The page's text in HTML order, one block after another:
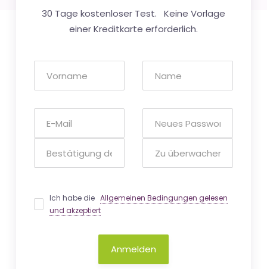
30 Tage kostenloser Test. Keine Vorlage
einer Kreditkarte erforderlich.
Ich habe dieAllgemeinen Bedingungen gelesen
und akzeptiert
Anmelden